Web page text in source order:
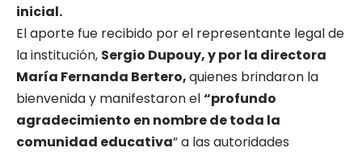
inicial.
El aporte fue recibido por el representante legal de
la institución, Sergio Dupouy, y por la directora
María Fernanda Bertero,quienes brindaron la
bienvenida y manifestaron el“profundo
agradecimiento en nombre de toda la
comunidad educativa” a las autoridades